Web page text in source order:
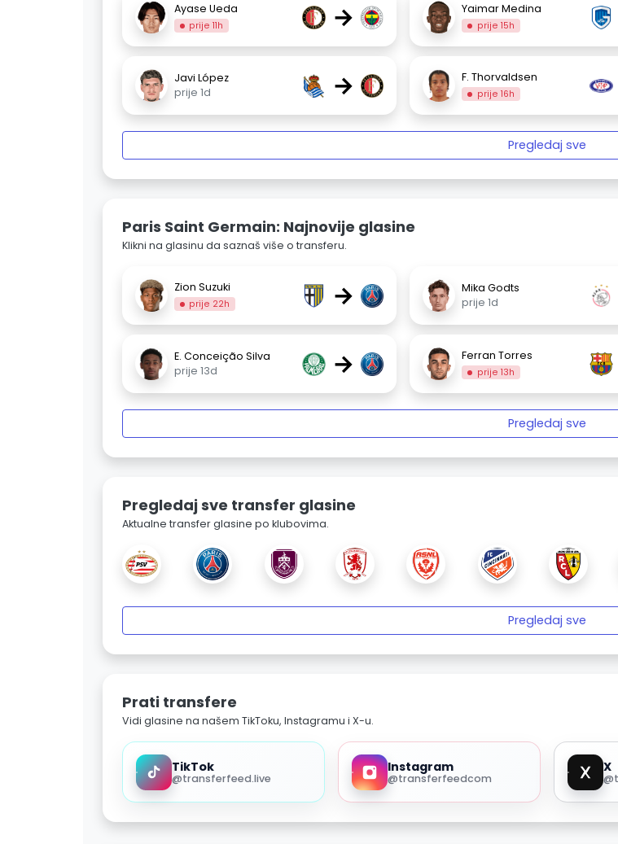
Ayase Ueda
prije 11h → Yaimar Medina
prije 15h
Javi López
prije 1d
→ F. Thorvaldsen
prije 16h
Pregledaj sve
Paris Saint Germain: Najnovije glasine
Klikni na glasinu da saznaš više o transferu.
Zion Suzuki
prije 22h →
Mika Godts
prije 1d
E. Conceição Silva
prije 13d
→ Ferran Torres
prije 13h
Pregledaj sve
Pregledaj sve transfer glasine
Aktualne transfer glasine po klubovima.
Pregledaj sve
Prati transfere
Vidi glasine na našem TikToku, Instagramu i X-u.
TikTok
@transferfeed.live
Instagram
@transferfeedcom
X